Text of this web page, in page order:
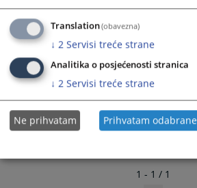
1 - 1 / 1
Translation(obavezna)
↓ 2 Servisi treće strane
Analitika o posjećenosti stranica
↓ 2 Servisi treće strane
Ne prihvatam Prihvatam odabrane